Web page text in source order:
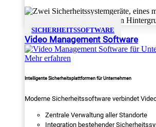
SICHERHEITSSOFTWARE
Video Management Software
Mehr erfahren
Intelligente Sicherheitsplattformen für Unternehmen
Moderne Sicherheitssoftware verbindet
Zentrale Verwaltung aller Standorte
Integration bestehender